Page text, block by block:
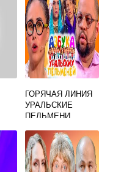
ГОРЯЧАЯ ЛИНИЯ
УРАЛЬСКИЕ
ПЕЛЬМЕНИ